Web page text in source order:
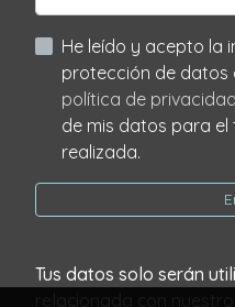
He leído y acepto la información básica sobre
política de privacidad
de mis datos para
realizada.
Tus datos solo serán